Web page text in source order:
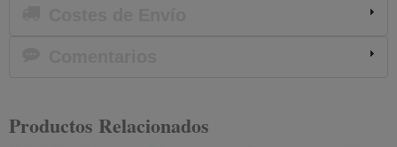
Productos Relacionados